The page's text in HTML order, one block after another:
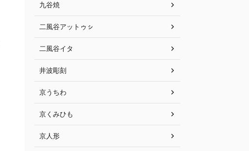
九谷焼
二風谷アットゥㇱ
二風谷イタ
井波彫刻
京うちわ
京くみひも
京人形